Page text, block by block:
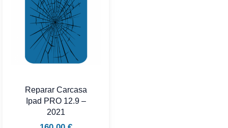
Reparar Carcasa
Ipad PRO 12.9 –
2021